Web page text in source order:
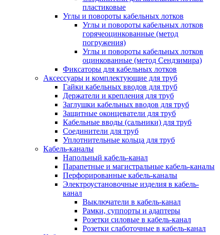
пластиковые
Углы и повороты кабельных лотков
Углы и повороты кабельных лотков
горячеоцинкованные (метод
погружения)
Углы и повороты кабельных лотков
оцинкованные (метод Сендзимира)
Фиксаторы для кабельных лотков
Аксессуары и комплектующие для труб
Гайки кабельных вводов для труб
Держатели и крепления для труб
Заглушки кабельных вводов для труб
Защитные оконцеватели для труб
Кабельные вводы (сальники) для труб
Соединители для труб
Уплотнительные кольца для труб
Кабель-каналы
Напольный кабель-канал
Парапетные и магистральные кабель-каналы
Перфорированные кабель-каналы
Электроустановочные изделия в кабель-
канал
Выключатели в кабель-канал
Рамки, суппорты и адаптеры
Розетки силовые в кабель-канал
Розетки слаботочные в кабель-канал